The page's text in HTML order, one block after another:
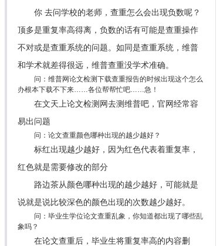
你 去问学校的老师，查重怎么会出现负数呢？
顶多是重复率高得离，负数的话有可能是查重操作
不对或是查重系统的问题。如同是查重系统，维普
和学术就差得很远，维普查重没学术准确。
问：维普网论文检测下载查重报告的时候出现这个怎么
办根本下载不下来……各位帮帮忙吧……急！
在文天上论文检测网去测维普吧，官网经常容
易出问题
问：论文查重颜色哪种出现的越少越好？
标红出现越少越好，因为红色代表着重复率，
红色就是需要修改的部分
路边茶从颜色哪种出现的越少越好，可能就是
说就是说比较深色的颜色出现的次数越少越好。
问：毕业生学位论文查重乱象，你知道都出现了哪些乱
象吗？
在论文查重后，毕业生将重复率高的内容删